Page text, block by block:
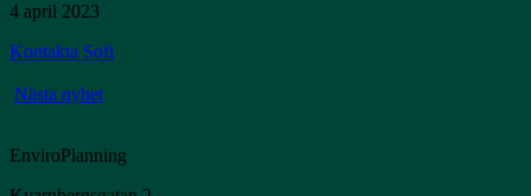
4 april 2023
Kontakta Sofi
Nästa nyhet
EnviroPlanning